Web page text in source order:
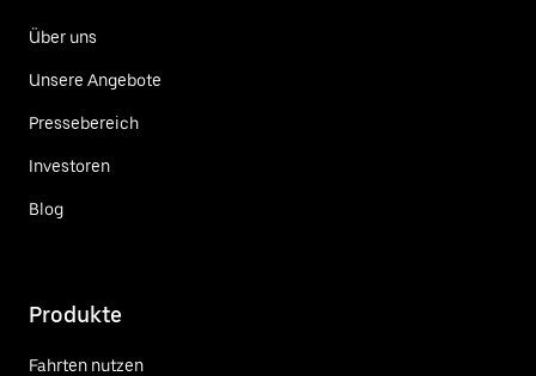
Über uns
Unsere Angebote
Pressebereich
Investoren
Blog
Produkte
Fahrten nutzen